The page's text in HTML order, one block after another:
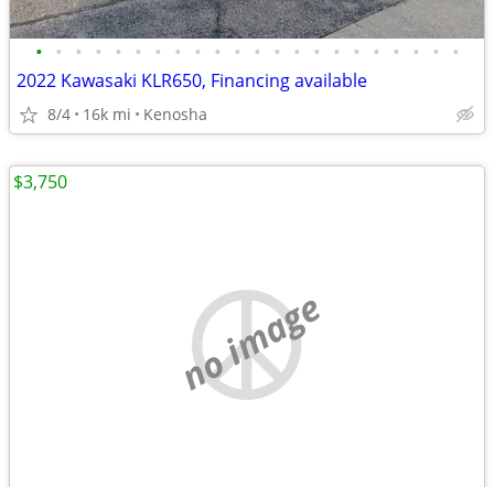
• • • • • • • • • • • • • • • • • • • • • •
2022 Kawasaki KLR650, Financing available
8/4 16k mi Kenosha
no image
$3,750